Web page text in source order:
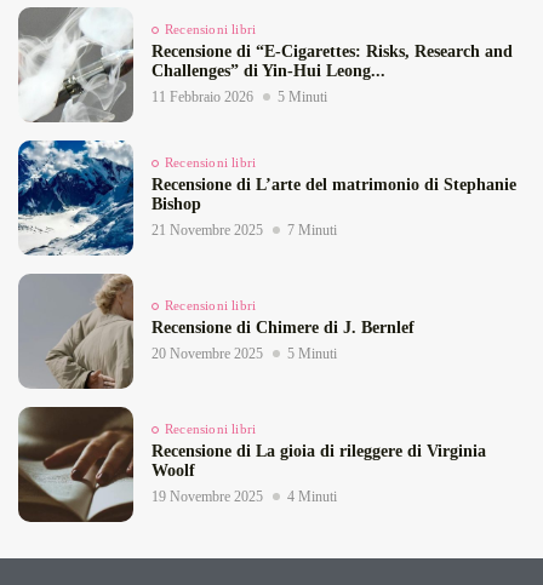
Recensioni libri
Recensione di “E‑Cigarettes: Risks, Research and
Challenges” di Yin‑Hui Leong...
11 Febbraio 2026 5 Minuti
Recensioni libri
Recensione di L’arte del matrimonio di Stephanie
Bishop
21 Novembre 2025 7 Minuti
Recensioni libri
Recensione di Chimere di J. Bernlef
20 Novembre 2025 5 Minuti
Recensioni libri
Recensione di La gioia di rileggere di Virginia
Woolf
19 Novembre 2025 4 Minuti